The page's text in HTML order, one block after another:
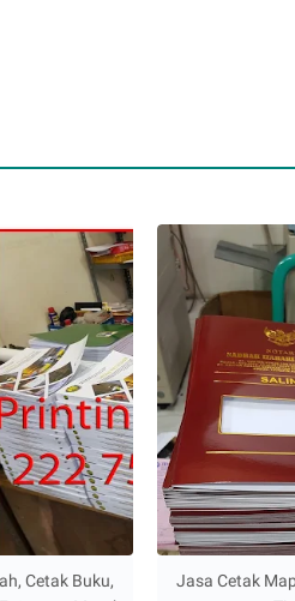
Cetak Buku,
Jasa Cetak